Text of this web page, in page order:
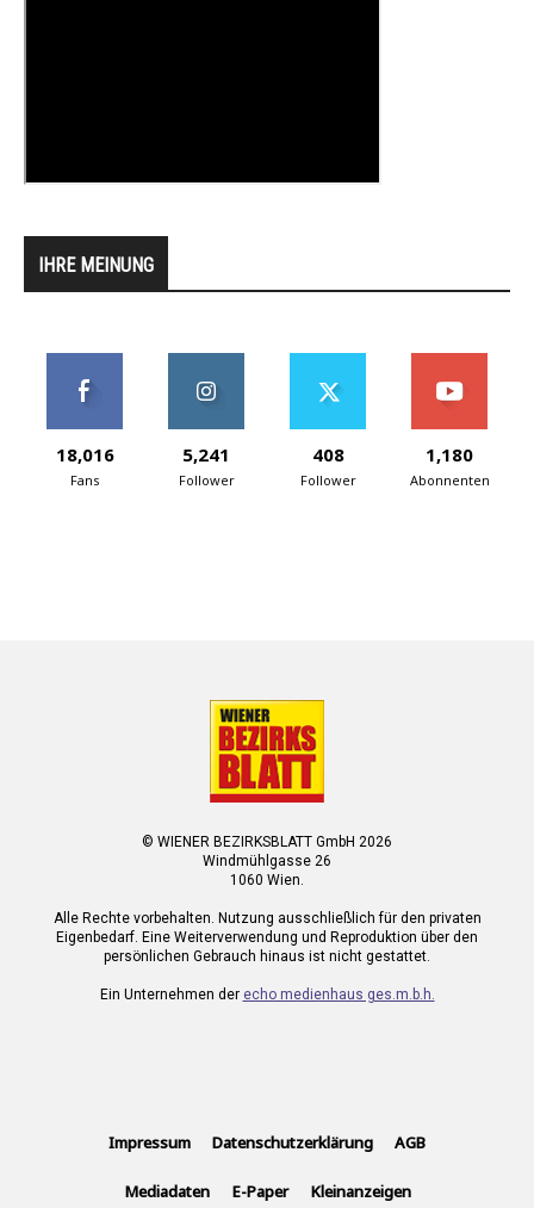
IHRE MEINUNG
18,016
Fans
5,241
Follower
408
Follower
1,180
Abonnenten
© WIENER BEZIRKSBLATT GmbH 2026
Windmühlgasse 26
1060 Wien.
Alle Rechte vorbehalten. Nutzung ausschließlich für den privaten
Eigenbedarf. Eine Weiterverwendung und Reproduktion über den
persönlichen Gebrauch hinaus ist nicht gestattet.
Ein Unternehmen der echo medienhaus ges.m.b.h.
Impressum Datenschutzerklärung AGB
Mediadaten E-Paper Kleinanzeigen